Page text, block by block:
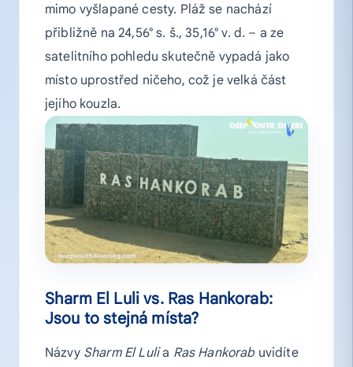
mimo vyšlapané cesty. Pláž se nachází
přibližně na 24,56° s. š., 35,16° v. d. – a ze
satelitního pohledu skutečně vypadá jako
místo uprostřed ničeho, což je velká část
jejího kouzla.
Sharm El Luli vs. Ras Hankorab:
Jsou to stejná místa?
Názvy Sharm El Lulia Ras Hankorabuvidíte